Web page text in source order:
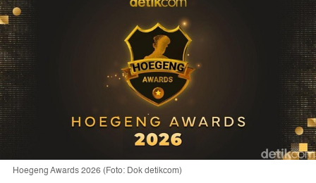
Hoegeng Awards 2026 (Foto: Dok detikcom)